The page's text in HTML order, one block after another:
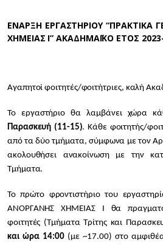
ΕΝΑΡΞΗ ΕΡΓΑΣΤΗΡΙΟΥ “ΠΡΑΚΤΙΚΑ
ΧΗΜΕΙΑΣ Ι” ΑΚΑΔΗΜΑΪΚΟ ΕΤΟΣ
Αγαπητοί φοιτητές/φοιτήτριες, καλή
Το εργαστήριο θα λαμβάνει χώρα
Παρασκευή (11-15). Κάθε φοιτητής/
από τα δύο τμήματα, σύμφωνα με τον
ακολουθήσει ανακοίνωση με την
Τμήματα.
Το πρώτο φροντιστήριο του
ΑΝΟΡΓΑΝΗΣ ΧΗΜΕΙΑΣ Ι θα
φοιτητές (Τμήματα Τρίτης και
και ώρα 14:00(με ~17.00) στο